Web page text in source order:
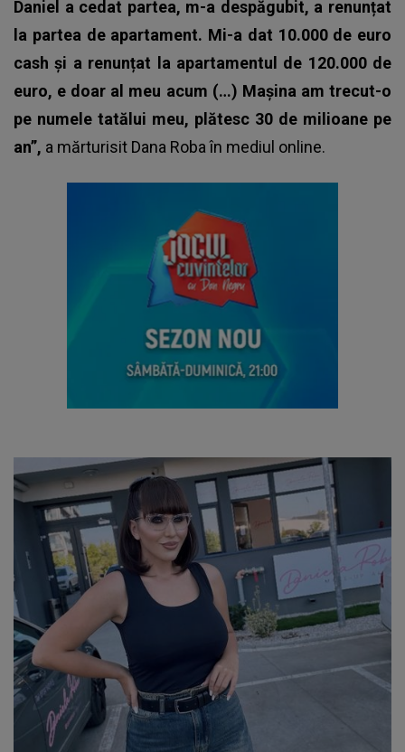
Daniel a cedat partea, m-a despăgubit, a renunțat
la partea de apartament. Mi-a dat 10.000 de euro
cash și a renunțat la apartamentul de 120.000 de
euro, e doar al meu acum (…) Mașina am trecut-o
pe numele tatălui meu, plătesc 30 de milioane pe
an”, a mărturisit Dana Robaîn mediul online.